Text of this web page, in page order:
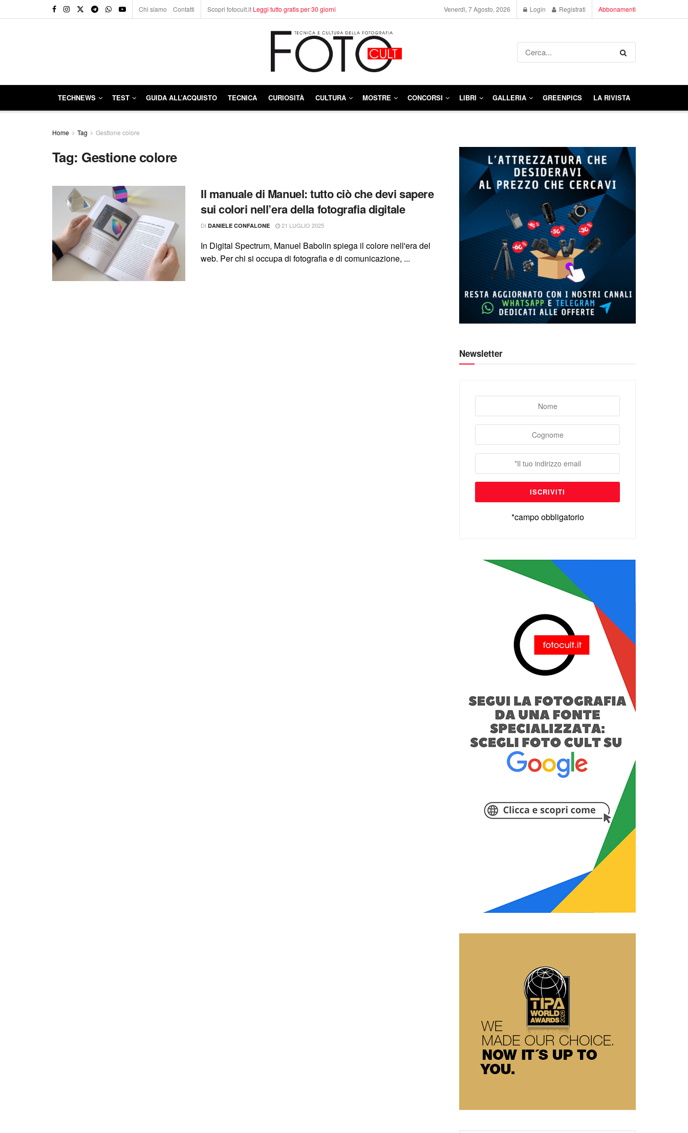
Chi siamo Contatti Scopri fotocult.it Leggi tutto gratis per 30 giorni Venerdì, 7 Agosto, 2026 Login Registrati Abbonamenti
TECHNEWS TEST GUIDA ALL’ACQUISTO TECNICA CURIOSITÀ CULTURA MOSTRE CONCORSI LIBRI GALLERIA GREENPICS LA RIVISTA
Home Tag Gestione colore
Tag: Gestione colore
Il manuale di Manuel: tutto ciò che devi sapere
sui colori nell’era della fotografia digitale
DI DANIELE CONFALONE 21 LUGLIO 2025
In Digital Spectrum, Manuel Babolin spiega il colore nell'era del
web. Per chi si occupa di fotografia e di comunicazione, ...
Newsletter
*campo obbligatorio